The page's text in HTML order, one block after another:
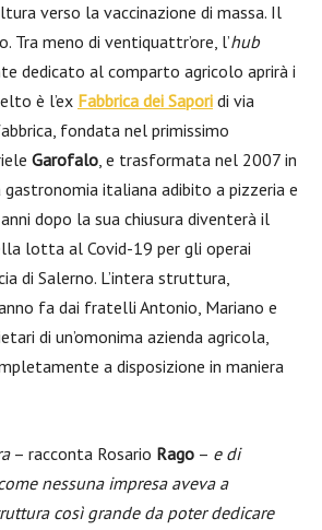
verso la vaccinazione di massa. Il
Tra meno di ventiquattr’ore, l’hub
dedicato al comparto agricolo aprirà i
è l’ex Fabbrica dei Sapori di via
fondata nel primissimo
Garofalo, e trasformata nel 2007 in
italiana adibito a pizzeria e
dopo la sua chiusura diventerà il
lotta al Covid-19 per gli operai
di Salerno. L’intera struttura,
fa dai fratelli Antonio, Mariano e
di un’omonima azienda agricola,
a disposizione in maniera
– racconta Rosario Rago – e di
nessuna impresa aveva a
così grande da poter dedicare